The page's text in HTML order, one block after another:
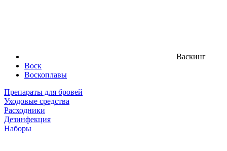
Васкинг
Воск
Воскоплавы
Препараты для бровей
Уходовые средства
Расходники
Дезинфекция
Наборы